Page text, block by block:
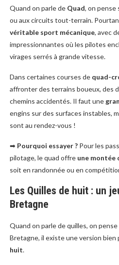
Quand on parle de Quad, on pense
ou aux circuits tout-terrain.
véritable sport mécanique, avec
impressionnantes où les pilotes
virages serrés à grande vitesse.
Dans certaines courses de quad-
affronter des terrains boueux, des
chemins accidentés. Il faut une
engins sur des surfaces instables,
sont au rendez-vous !
➡ Pourquoi essayer ? Pour les
pilotage, le quad offre une montée
soit en randonnée ou en
Les Quilles de huit : un
Bretagne
Quand on parle de quilles, on
Bretagne, il existe une version bien
huit.